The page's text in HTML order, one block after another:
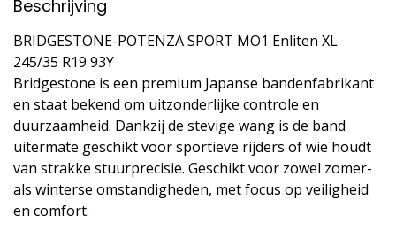
Beschrijving
BRIDGESTONE-POTENZA SPORT MO1 Enliten XL
245/35 R19 93Y
Bridgestone is een premium Japanse bandenfabrikant
en staat bekend om uitzonderlijke controle en
duurzaamheid. Dankzij de stevige wang is de band
uitermate geschikt voor sportieve rijders of wie houdt
van strakke stuurprecisie. Geschikt voor zowel zomer-
als winterse omstandigheden, met focus op veiligheid
en comfort.